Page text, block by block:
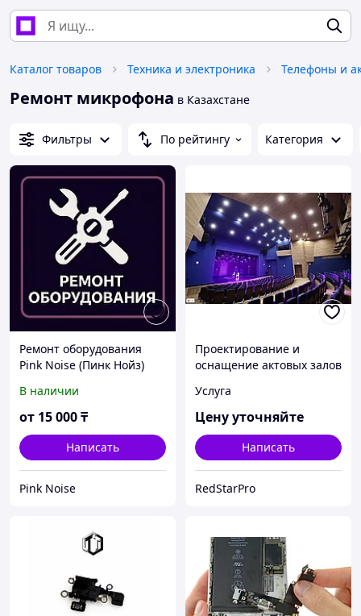
Каталог товаров Техника и электроника Телефоны и
Ремонт микрофона в Казахстане
Фильтры По рейтингу Категория
Ремонт оборудования
Pink Noise (Пинк Нойз)
В наличии
от 15 000₸
Написать
Pink Noise
Проектирование и
оснащение актовых залов
Услуга
Цену уточняйте
Написать
RedStarPro